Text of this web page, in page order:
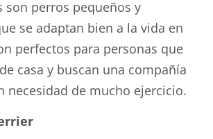
son perros pequeños y
se adaptan bien a la vida en
perfectos para personas que
casa y buscan una compañía
necesidad de mucho ejercicio.